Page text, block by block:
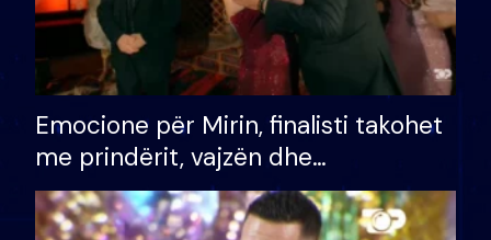
Emocione për Mirin, finalisti takohet
me prindërit, vajzën dhe
bashkëshorten: S’kemi ndonjë letër
divorci apo jo?